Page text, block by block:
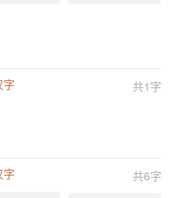
共1字
字
共6字
字